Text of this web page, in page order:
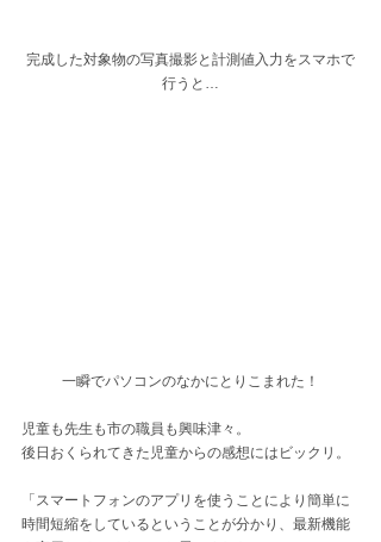
完成した対象物の写真撮影と計測値入力をスマホで
行うと…
一瞬でパソコンのなかにとりこまれた！
児童も先生も市の職員も興味津々。
後日おくられてきた児童からの感想にはビックリ。
「スマートフォンのアプリを使うことにより簡単に
時間短縮をしているということが分かり、最新機能